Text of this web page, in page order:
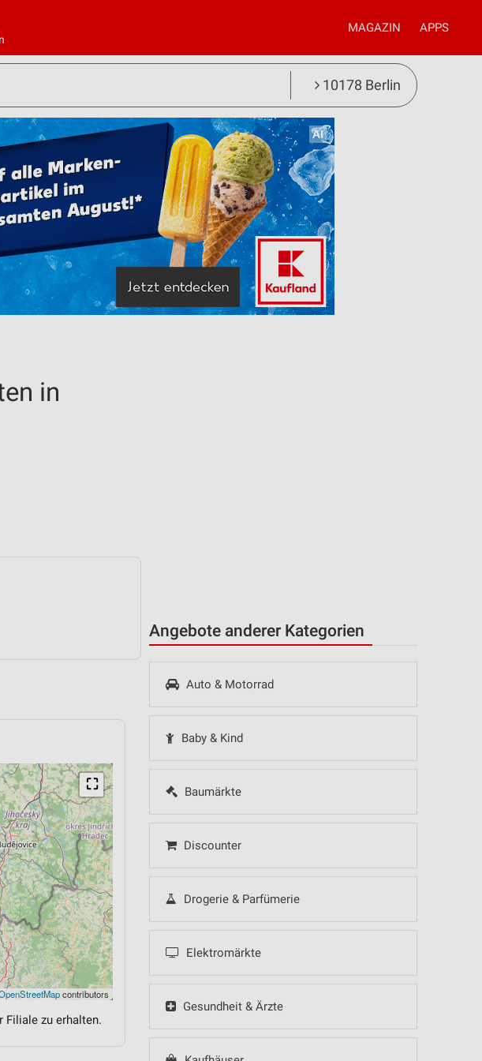
MAGAZIN APPS
10178 Berlin
Angebote anderer Kategorien
Auto & Motorrad
Baby & Kind
Baumärkte
Discounter
Drogerie & Parfümerie
Elektromärkte
Gesundheit & Ärzte
in
⛶
contributors
Filiale zu erhalten.